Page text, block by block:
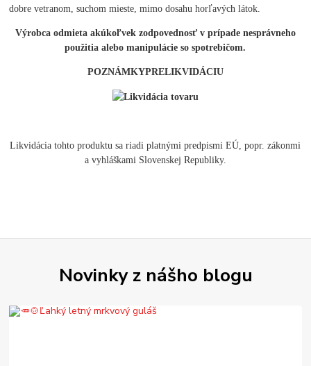
dobre vetranom, suchom mieste, mimo dosahu horľavých látok.
Výrobcaodmieta akúkoľvek zodpovednosť v prípade nesprávneho
použitia alebo manipulácie so spotrebičom.
POZNÁMKYPRELIKVIDÁCIU
Likvidácia tohto produktu sa riadi platnými predpismi EÚ, popr. zákonmi
a vyhláškami Slovenskej Republiky.
Novinky z nášho blogu